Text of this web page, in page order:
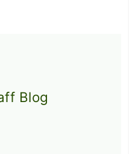
Blog